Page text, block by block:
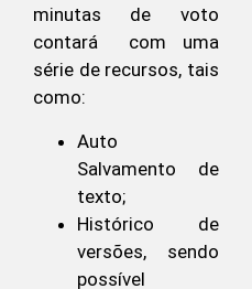
minutas de voto
contará com uma
série de recursos, tais
como:
Auto
Salvamento de
texto;
Histórico de
versões, sendo
possível